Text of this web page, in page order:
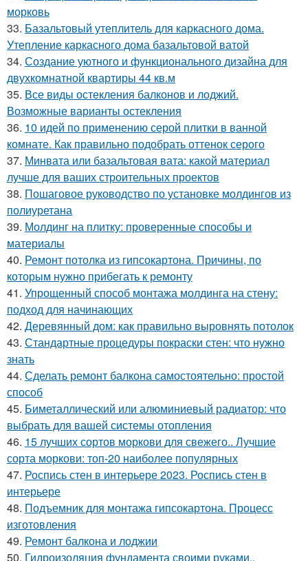
морковь
33. Базальтовый утеплитель для каркасного дома.
Утепление каркасного дома базальтовой ватой
34. Создание уютного и функционального дизайна для
двухкомнатной квартиры 44 кв.м
35. Все виды остекления балконов и лоджий.
Возможные варианты остекления
36. 10 идей по применению серой плитки в ванной
комнате. Как правильно подобрать оттенок серого
37. Минвата или базальтовая вата: какой материал
лучше для ваших строительных проектов
38. Пошаговое руководство по установке молдингов из
полиуретана
39. Молдинг на плитку: проверенные способы и
материалы
40. Ремонт потолка из гипсокартона. Причины, по
которым нужно прибегать к ремонту
41. Упрощенный способ монтажа молдинга на стену:
подход для начинающих
42. Деревянный дом: как правильно выровнять потолок
43. Стандартные процедуры покраски стен: что нужно
знать
44. Сделать ремонт балкона самостоятельно: простой
способ
45. Биметаллический или алюминиевый радиатор: что
выбрать для вашей системы отопления
46. 15 лучших сортов моркови для свежего.. Лучшие
сорта моркови: топ-20 наиболее популярных
47. Роспись стен в интерьере 2023. Роспись стен в
интерьере
48. Подъемник для монтажа гипсокартона. Процесс
изготовления
49. Ремонт балкона и лоджии
50. Гидроизоляция фундамента своими руками..